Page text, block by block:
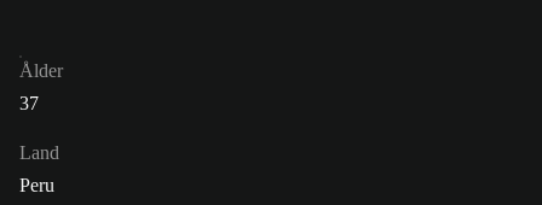
Ålder
37
Land
Peru